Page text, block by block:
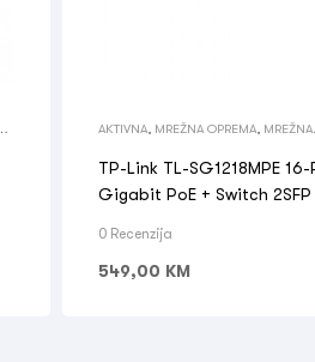
AKTIVNA, MREŽNA OPREMA, MREŽNA
TP-Link TL-SG1218MPE
Gigabit PoE + Switch 2SFP
0 Recenzija
549,00 KM